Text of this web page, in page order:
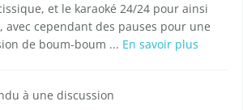
et le karaoké 24/24 pour ainsi
avec cependant des pauses pour une
de boum-boum ... En savoir plus
à une discussion